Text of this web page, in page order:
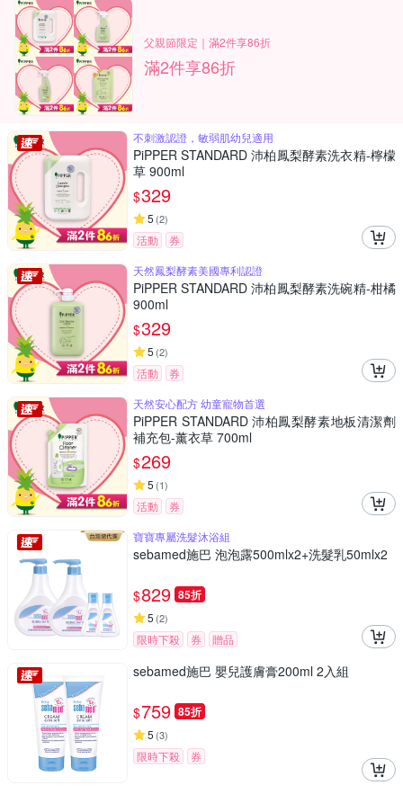
父親節限定｜滿2件享86折
滿2件享86折
不刺激認證，敏弱肌幼兒適用
PiPPER STANDARD 沛柏鳳梨酵素洗衣精-檸檬
草 900ml
$329
5 (2)
活動
券
天然鳳梨酵素美國專利認證
PiPPER STANDARD 沛柏鳳梨酵素洗碗精-柑橘
900ml
$329
5 (2)
活動
券
天然安心配方 幼童寵物首選
PiPPER STANDARD 沛柏鳳梨酵素地板清潔劑
補充包-薰衣草 700ml
$269
5 (1)
活動
券
寶寶專屬洗髮沐浴組
sebamed施巴 泡泡露500mlx2+洗髮乳50mlx2
$829 85折
5 (2)
限時下殺 券 贈品
sebamed施巴 嬰兒護膚膏200ml 2入組
$759 85折
5 (3)
限時下殺 券